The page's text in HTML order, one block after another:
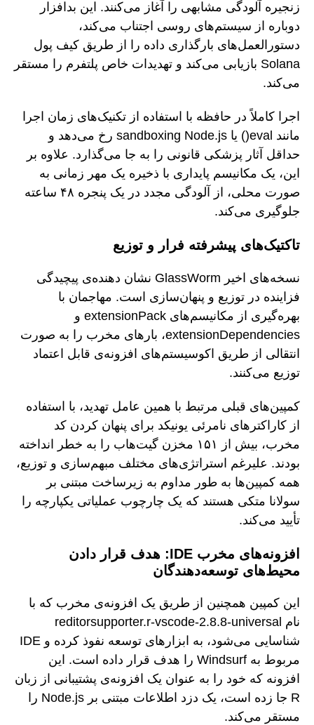
زنجیره آلودگی مشابهی را آغاز می‌کنند. این بدافزار
دوباره از سیستم‌های روسی اجتناب می‌کند،
دستورالعمل‌های بارگذاری داده را از طریق کیف پول
Solana بازیابی می‌کند و تهدیدات خاص پلتفرم را مستقر
می‌کند.
اجرا کاملاً در حافظه با استفاده از تکنیک‌های زمان اجرا
مانند eval() یا sandboxing Node.js رخ می‌دهد و
حداقل آثار پزشکی قانونی را به جا می‌گذارد. علاوه بر
این، یک مکانیسم پایداری با ذخیره یک مهر زمانی به
صورت محلی، از آلودگی مجدد در یک پنجره ۴۸ ساعته
جلوگیری می‌کند.
تاکتیک‌های پیشرفته فرار و توزیع
نسخه‌های اخیر GlassWorm نشان دهنده‌ی پیچیدگی
فزاینده در توزیع و پنهان‌سازی است. مهاجمان با
بهره‌گیری از مکانیسم‌های extensionPack و
extensionDependencies، بارهای مخرب را به صورت
انتقالی از طریق اکوسیستم‌های افزونه‌ی قابل اعتماد
توزیع می‌کنند.
کمپین‌های قبلی مرتبط با همین عامل تهدید، با استفاده
از کاراکترهای نامرئی یونیکد برای پنهان کردن کد
مخرب، بیش از ۱۵۱ مخزن گیت‌هاب را به خطر انداخته
بودند. علیرغم استراتژی‌های مختلف مبهم‌سازی و توزیع،
همه کمپین‌ها به طور مداوم به زیرساخت مبتنی بر
سولانا متکی هستند که یک چارچوب عملیاتی یکپارچه را
تأیید می‌کند.
افزونه‌های مخرب IDE: هدف قرار دادن
محیط‌های توسعه‌دهندگان
این کمپین همچنین از طریق یک افزونه‌ی مخرب که با
نام reditorsupporter.r-vscode-2.8.8-universal
شناسایی می‌شود، به ابزارهای توسعه نفوذ کرده و IDE
مربوط به Windsurf را هدف قرار داده است. این
افزونه که خود را به عنوان یک افزونه‌ی پشتیبانی از زبان
R جا زده است، یک دزد اطلاعات مبتنی بر Node.js را
مستقر می‌کند.